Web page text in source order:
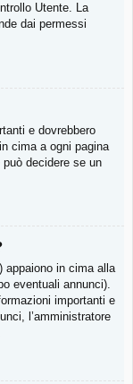
Utente. La
dai permessi
e dovrebbero
cima a ogni pagina
decidere se un
appaiono in cima alla
eventuali annunci).
importanti e
l’amministratore